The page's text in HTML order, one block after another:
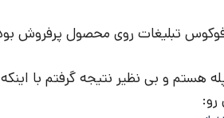
تبلیغات روی محصول پرفروش
گرفتم با اینکه حتی 70% کارهارو انجام دادیم